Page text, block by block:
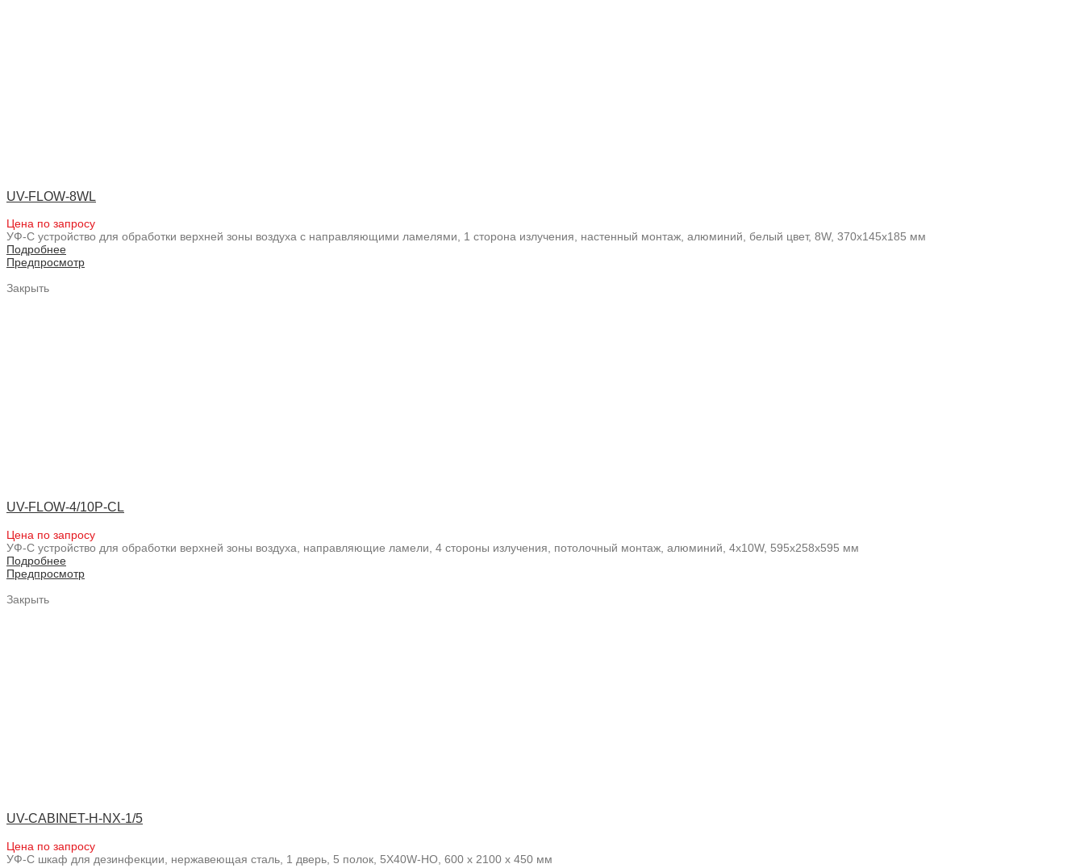
UV-FLOW-8WL
Цена по запросу
УФ-С устройство для обработки верхней зоны воздуха с направляющими ламелями, 1 сторона излучения, настенный монтаж, алюминий, белый цвет, 8W, 370x145x185 мм
Подробнее
Предпросмотр
Закрыть
UV-FLOW-4/10P-CL
Цена по запросу
УФ-С устройство для обработки верхней зоны воздуха, направляющие ламели, 4 стороны излучения, потолочный монтаж, алюминий, 4x10W, 595x258x595 мм
Подробнее
Предпросмотр
Закрыть
UV-CABINET-H-NX-1/5
Цена по запросу
УФ-С шкаф для дезинфекции, нержавеющая сталь, 1 дверь, 5 полок, 5X40W-HO, 600 x 2100 x 450 мм